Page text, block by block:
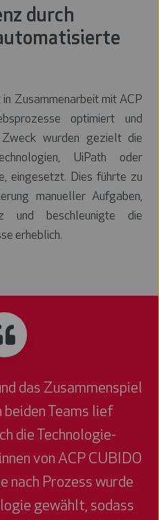
durch
Zusammenarbeit mit ACP
optimiert und
wurden gezielt die
UiPath oder
eingesetzt. Dies führte zu
manueller Aufgaben,
und beschleunigte die
erheblich.
das Zusammenspiel
beiden Teams lief
die Technologie-
von ACP CUBIDO
nach Prozess wurde
gewählt, sodass